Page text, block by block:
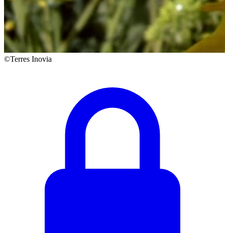
©Terres Inovia